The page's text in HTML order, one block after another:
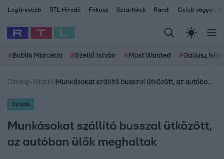
Legfrissebb RTL Híradó Fókusz Sztárhírek Randi Celeb vagyok,
# Babits Marcella #Szellő István # Most Wanted #Gallusz
Címlap› Híradó› Munkásokat szállító busszal ütközött, az autóban ülők meghaltak
Híradó
Munkásokat szállító busszal ütközött,
az autóban ülők meghaltak